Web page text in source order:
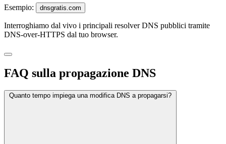
Esempio: dnsgratis.com
Interroghiamo dal vivo i principali resolver DNS pubblici tramite
DNS-over-HTTPS dal tuo browser.
FAQ sulla propagazione DNS
Quanto tempo impiega una modifica DNS a propagarsi?